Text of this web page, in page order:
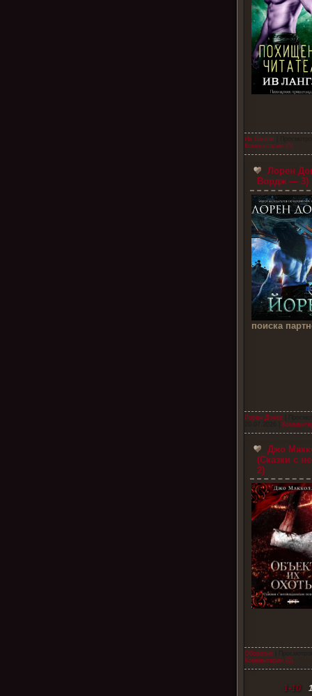
Ив Лангле
Комментарии (0)
Лорен
Вордж — 3)
поиска
Лорен Донер
Джо
(Сказки с
2)
Оборотни
Комментарии (0)
1-10